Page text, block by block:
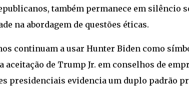
também permanece em silêncio
na abordagem de questões éticas.
continuam a usar Hunter Biden como
aceitação de Trump Jr. em conselhos de
presidenciais evidencia um duplo padrão